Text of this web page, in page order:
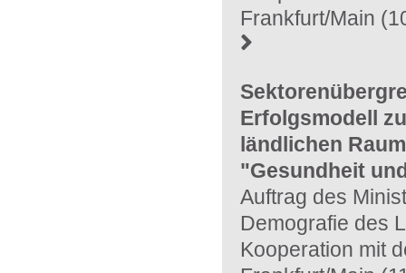
Frankfurt/Main
Erfolgsmodell
ländlichen
"Gesundheit
Auftrag des
Demografie des
Kooperation mit